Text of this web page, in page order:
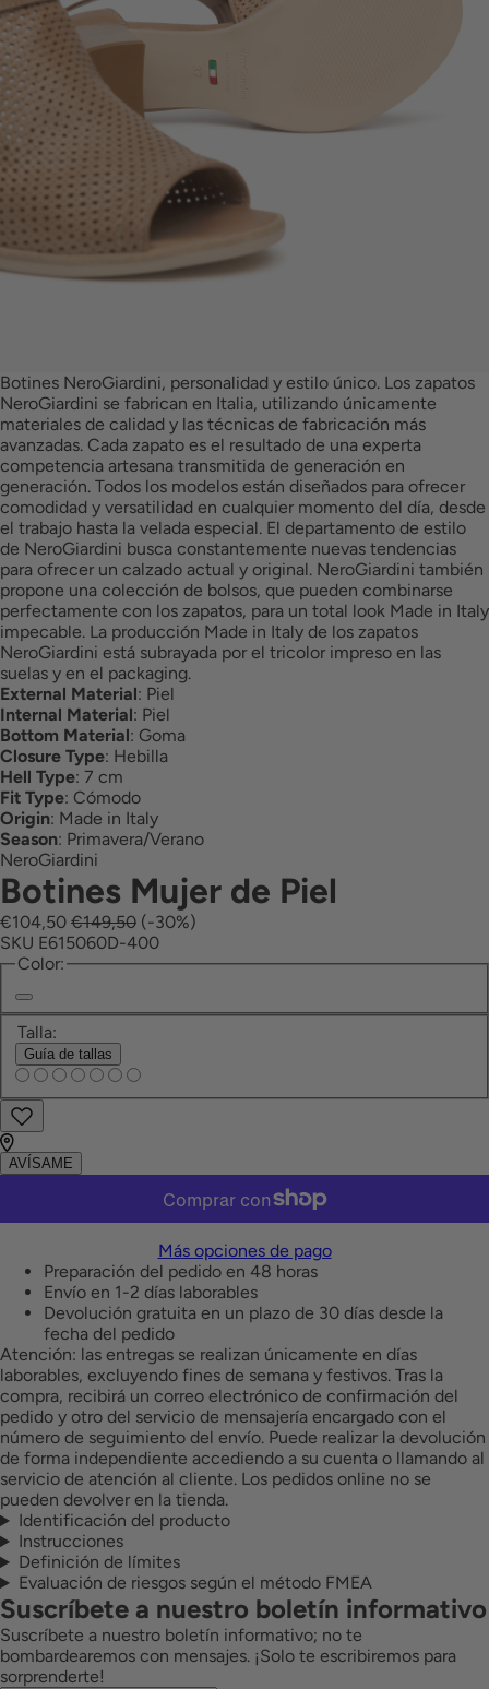
Botines NeroGiardini, personalidad y estilo único. Los zapatos
NeroGiardini se fabrican en Italia, utilizando únicamente
materiales de calidad y las técnicas de fabricación más
avanzadas. Cada zapato es el resultado de una experta
competencia artesana transmitida de generación en
generación. Todos los modelos están diseñados para ofrecer
comodidad y versatilidad en cualquier momento del día, desde
el trabajo hasta la velada especial. El departamento de estilo
de NeroGiardini busca constantemente nuevas tendencias
para ofrecer un calzado actual y original. NeroGiardini también
propone una colección de bolsos, que pueden combinarse
perfectamente con los zapatos, para un total look Made in Italy
impecable. La producción Made in Italy de los zapatos
NeroGiardini está subrayada por el tricolor impreso en las
suelas y en el packaging.
External Material: Piel
Internal Material: Piel
Bottom Material: Goma
Closure Type: Hebilla
Hell Type: 7 cm
Fit Type: Cómodo
Origin: Made in Italy
Season: Primavera/Verano
NeroGiardini
Botines Mujer de Piel
€104,50 €149,50 (-30%)
SKU E615060D-400
Color:
Talla:
Guía de tallas
Añadir
a
en
tienda
AVÍSAME
Más opciones de pago
Preparación del pedido en 48 horas
Envío en 1-2 días laborables
Devolución gratuita en un plazo de 30 días desde la
fecha del pedido
Atención: las entregas se realizan únicamente en días
laborables, excluyendo fines de semana y festivos. Tras la
compra, recibirá un correo electrónico de confirmación del
pedido y otro del servicio de mensajería encargado con el
número de seguimiento del envío. Puede realizar la devolución
de forma independiente accediendo a su cuenta o llamando al
servicio de atención al cliente. Los pedidos online no se
pueden devolver en la tienda.
Identificación del producto
Instrucciones
Definición de límites
Evaluación de riesgos según el método FMEA
Suscríbete a nuestro boletín informativo
Suscríbete a nuestro boletín informativo; no te
bombardearemos con mensajes. ¡Solo te escribiremos para
sorprenderte!